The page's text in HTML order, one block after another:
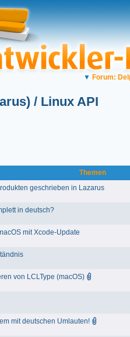
▼ Forum:
/ Linux API
Themen
geschrieben in Lazarus
in deutsch?
mit Xcode-Update
von LCLType (macOS)
mit deutschen Umlauten!